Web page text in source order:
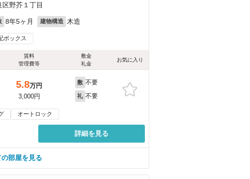
野芥１丁目
8年5ヶ月 建物構造 木造
ボックス
賃料
管理費等
敷金
礼金
お気に入り
5.8万円
3,000円
敷 不要
礼 不要
オートロック
詳細を見る
部屋を見る